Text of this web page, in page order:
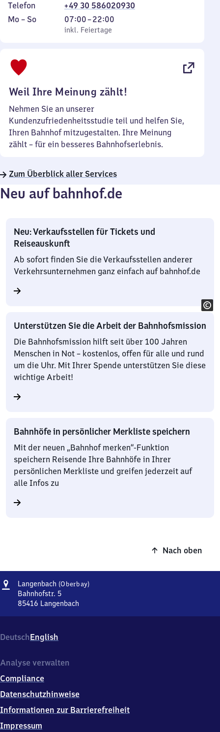
Telefon
+49 30 586020930
Montag
Mo – So,
inkl. Feiertage
07:00–22:00
Von
7
inkl. Feiertage
Weil Ihre Meinung zählt!
Nehmen Sie an unserer
Kundenzufriedenheitsstudie teil und helfen Sie,
Ihren Bahnhof mitzugestalten. Ihre Meinung
zählt – für ein besseres Bahnhofserlebnis.
Zum Überblick aller Services
Neu auf bahnhof.de
Neu: Verkaufsstellen für Tickets und
Reiseauskunft
Ab sofort finden Sie die Verkaufsstellen anderer
Verkehrsunternehmen ganz einfach auf bahnhof.de
Unterstützen Sie die Arbeit der Bahnhofsmission
Die Bahnhofsmission hilft seit über 100 Jahren
Menschen in Not – kostenlos, offen für alle und rund
um die Uhr. Mit Ihrer Spende unterstützen Sie diese
wichtige Arbeit!
Bahnhöfe in persönlicher Merkliste speichern
Mit der neuen „Bahnhof merken“-Funktion
speichern Reisende Ihre Bahnhöfe in Ihrer
persönlichen Merkliste und greifen jederzeit auf
alle Infos zu
Nach oben
Adresse
Langenbach (Oberbay)Langenbach
Bahnhofstr. 5
85416 Langenbach
Bahnhofstr.
5,
5
1
6
DeutschEnglish
Analyse verwalten
Compliance
Datenschutzhinweise
Informationen zur Barrierefreiheit
Impressum